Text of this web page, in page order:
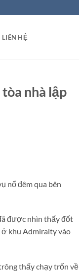
LIÊN HỆ
nhà lập
nổ đêm qua bên
được nhìn thấy đốt
ở khu Admiralty vào
thấy chạy trốn về